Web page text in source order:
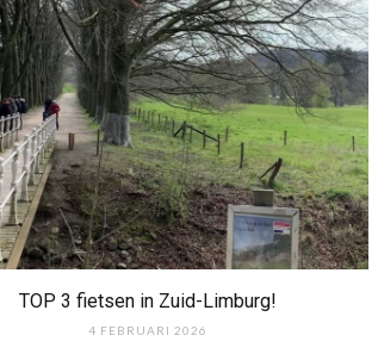
TOP 3 fietsen in Zuid-Limburg!
4 FEBRUARI 2026